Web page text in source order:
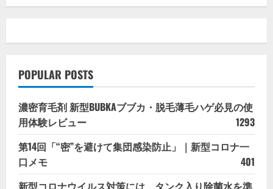
POPULAR POSTS
濃密育毛剤 新型BUBKAブブカ・脱毛薄毛ハゲ必見の使
用体験レビュー
1293
第14回「“密”を避けて集団感染防止」｜新型コロナ一
口メモ
401
新型コロナウイルス対策には、タンク入り除菌水を準